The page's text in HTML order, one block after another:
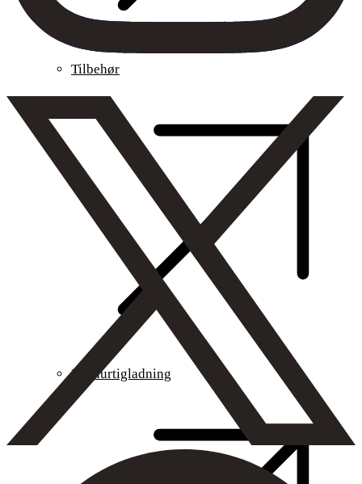
Tilbehør
DC hurtigladning